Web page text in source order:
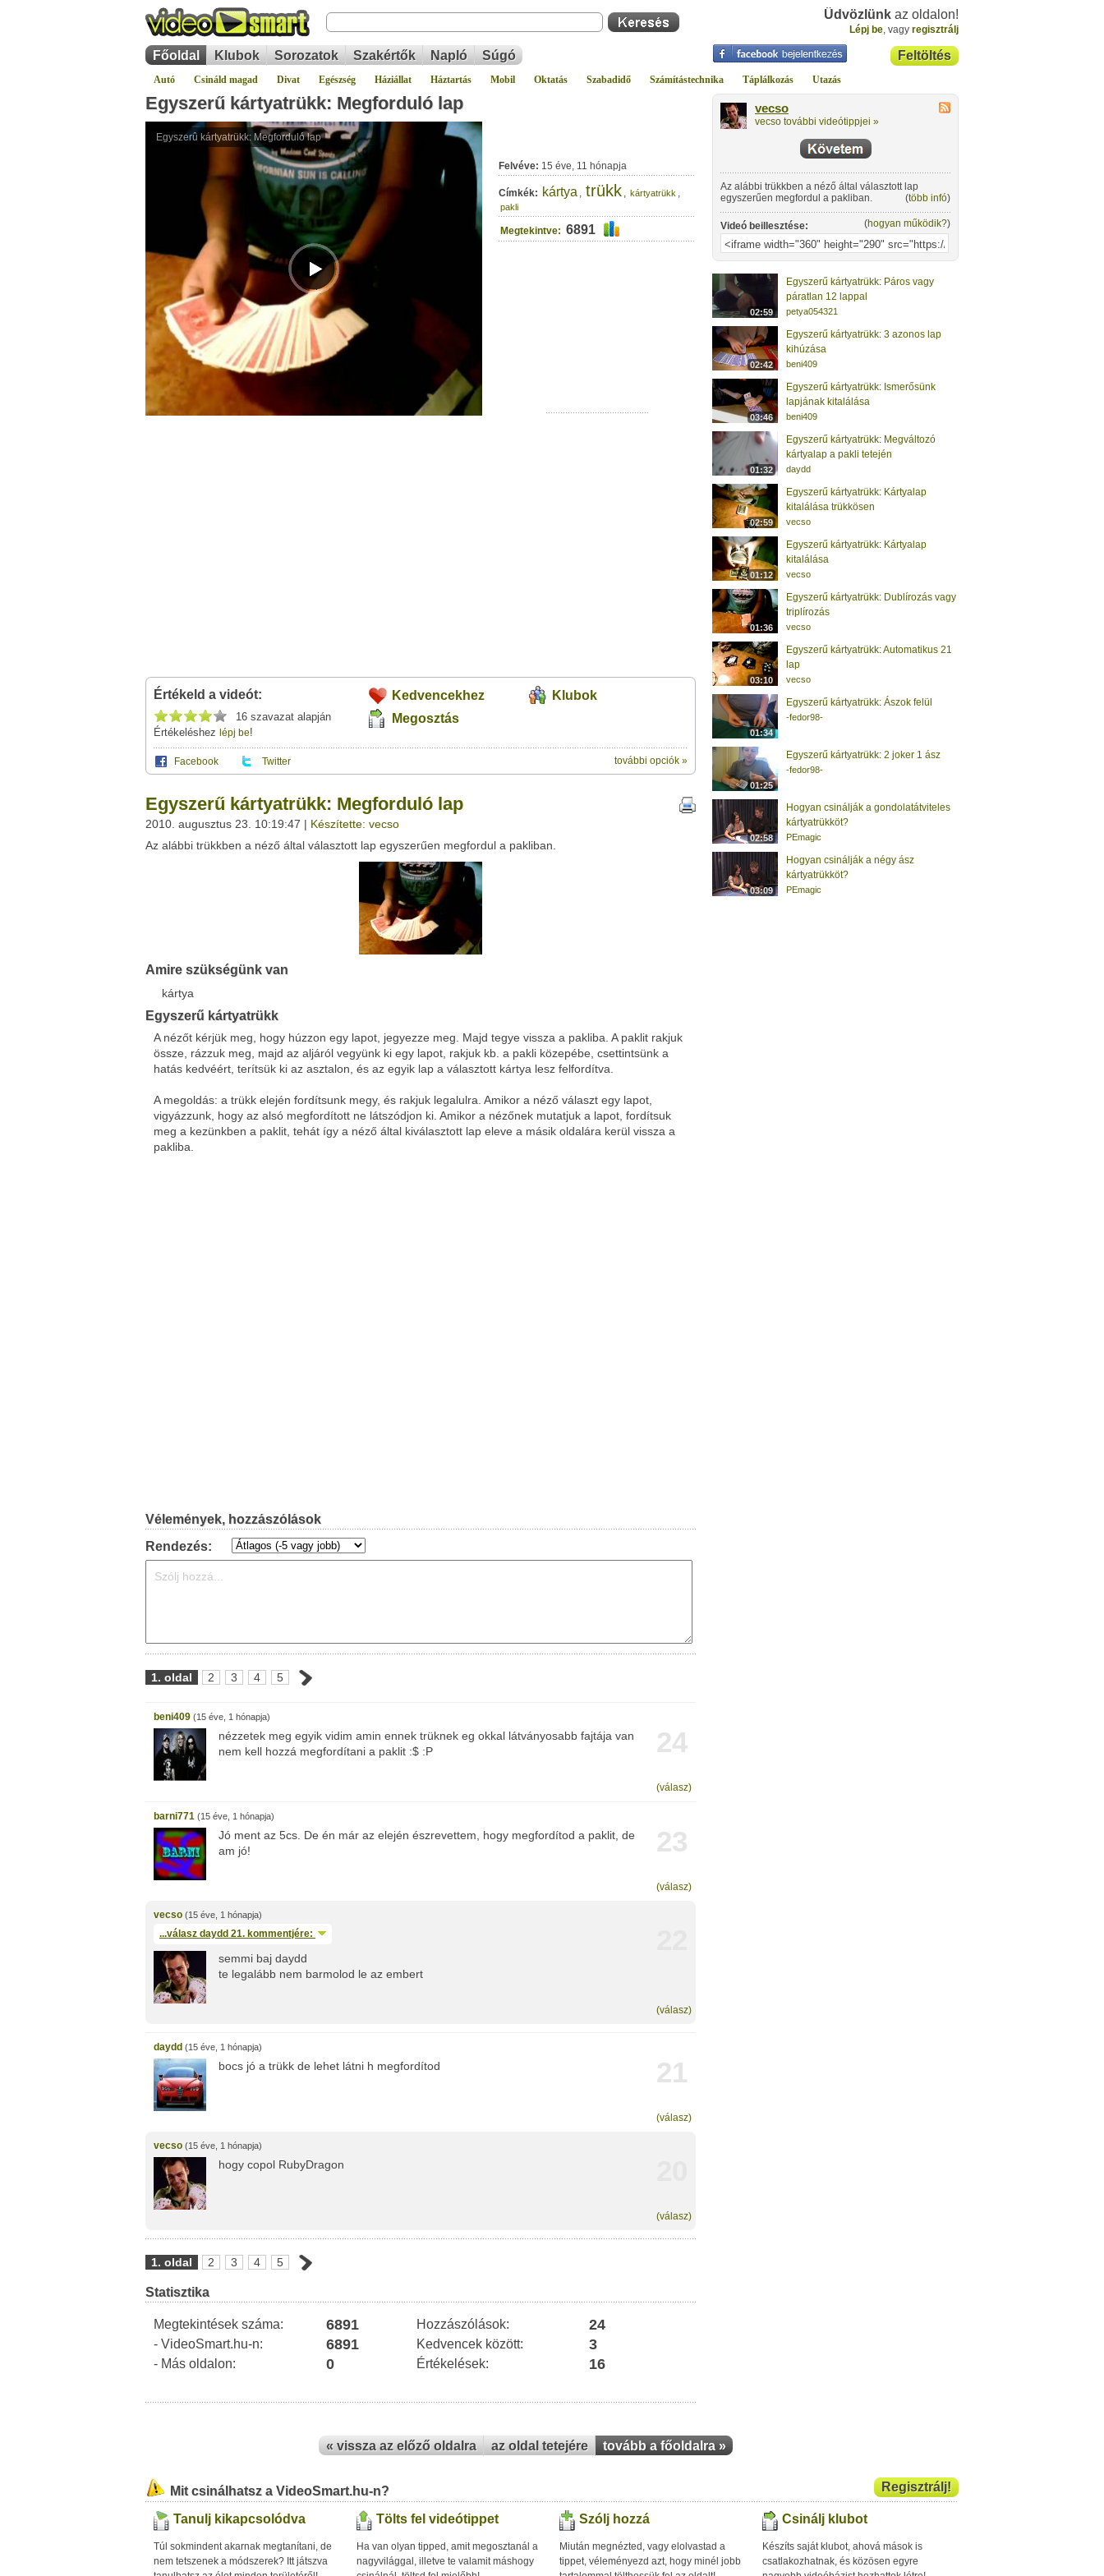
Üdvözlünk az oldalon!
Lépj be, vagy regisztrálj
Feltöltés
Főoldal Klubok Sorozatok Szakértők Napló Súgó
Autó Csináld magad Divat Egészség Háziállat Háztartás Mobil Oktatás Szabadidő Számítástechnika Táplálkozás Utazás
Egyszerű kártyatrükk: Megforduló lap
Felvéve: 15 éve, 11 hónapja
Címkék: kártya , trükk , kártyatrükk ,
pakli
Megtekintve: 6891
Értékeld a videót:
16 szavazat alapján
Értékeléshez lépj be!
Kedvencekhez
Klubok
Megosztás
Facebook Twitter további opciók »
leveleződet, vagyezt a felületet:
Neved:
Üzenet (opcionális):
Facebook
Del.icio.us
Ez a videó nem még nem tartozik egy klubhoz sem.
Ha van egy kis időd, nézz szét meglévő klubjaink között!
Egyszerű kártyatrükk: Megforduló lap
2010. augusztus 23. 10:19:47 | Készítette: vecso
Az alábbi trükkben a néző által választott lap egyszerűen megfordul a pakliban.
Amire szükségünk van
kártya
Egyszerű kártyatrükk
A nézőt kérjük meg, hogy húzzon egy lapot, jegyezze meg. Majd tegye vissza a pakliba. A paklit rakjuk
össze, rázzuk meg, majd az aljáról vegyünk ki egy lapot, rakjuk kb. a pakli közepébe, csettintsünk a
hatás kedvéért, terítsük ki az asztalon, és az egyik lap a választott kártya lesz felfordítva.
A megoldás: a trükk elején fordítsunk megy, és rakjuk legalulra. Amikor a néző választ egy lapot,
vigyázzunk, hogy az alsó megfordított ne látszódjon ki. Amikor a nézőnek mutatjuk a lapot, fordítsuk
meg a kezünkben a paklit, tehát így a néző által kiválasztott lap eleve a másik oldalára kerül vissza a
pakliba.
Vélemények, hozzászólások
Rendezés:
1. oldal 2 3 4 5
beni409 (15 éve, 1 hónapja)
24
nézzetek meg egyik vidim amin ennek trüknek eg okkal látványosabb fajtája van
nem kell hozzá megfordítani a paklit :$ :P
(válasz)
barni771 (15 éve, 1 hónapja)
23
Jó ment az 5cs. De én már az elején észrevettem, hogy megfordítod a paklit, de
am jó!
(válasz)
vecso (15 éve, 1 hónapja)
...válasz daydd 21. kommentjére:
semmi baj daydd
te legalább nem barmolod le az embert
(válasz)
daydd (15 éve, 1 hónapja)
21
bocs jó a trükk de lehet látni h megfordítod
(válasz)
vecso (15 éve, 1 hónapja)
hogy copol RubyDragon
(válasz)
1. oldal 2 3 4 5
Statisztika
Megtekintések száma: 6891 Hozzászólások: 24
- VideoSmart.hu-n: 6891 Kedvencek között: 3
- Más oldalon: 0 Értékelések: 16
vecso
vecso további videótippjei »
Az alábbi trükkben a néző által választott lap
egyszerűen megfordul a pakliban.
(több infó)
Videó beillesztése: (hogyan működik?)
02:59
Egyszerű kártyatrükk: Páros vagy
páratlan 12 lappal
petya054321
02:42
Egyszerű kártyatrükk: 3 azonos lap
kihúzása
beni409
03:46
Egyszerű kártyatrükk: Ismerősünk
lapjának kitalálása
beni409
01:32
Egyszerű kártyatrükk: Megváltozó
kártyalap a pakli tetején
daydd
02:59
Egyszerű kártyatrükk: Kártyalap
kitalálása trükkösen
vecso
01:12
Egyszerű kártyatrükk: Kártyalap
kitalálása
vecso
01:36
Egyszerű kártyatrükk: Dublírozás vagy
triplírozás
vecso
03:10
Egyszerű kártyatrükk: Automatikus 21
lap
vecso
01:34
Egyszerű kártyatrükk: Ászok felül
-fedor98-
01:25
Egyszerű kártyatrükk: 2 joker 1 ász
-fedor98-
02:58
Hogyan csinálják a gondolatátviteles
kártyatrükköt?
PEmagic
03:09
Hogyan csinálják a négy ász
kártyatrükköt?
PEmagic
« vissza az előző oldalra az oldal tetejére tovább a főoldalra »
Regisztrálj!
Mit csinálhatsz a VideoSmart.hu-n?
Tanulj kikapcsolódva
Túl sokmindent akarnak megtanítani, de
nem tetszenek a módszerek? Itt játszva
Tölts fel videótippet
Ha van olyan tipped, amit megosztanál a
nagyvilággal, illetve te valamit máshogy
Szólj hozzá
Miután megnézted, vagy elolvastad a
tippet, véleményezd azt, hogy minél jobb
Csinálj klubot
Készíts saját klubot, ahová mások is
csatlakozhatnak, és közösen egyre